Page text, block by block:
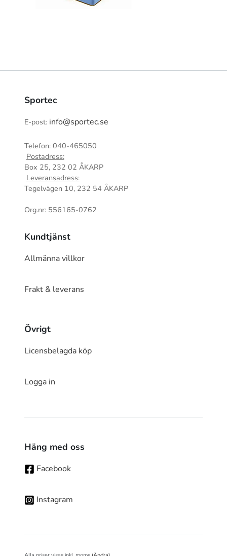
Sportec
E-post: info@sportec.se
Telefon: 040-465050
Postadress:
Box 25, 232 02 ÅKARP
Leveransadress:
Tegelvägen 10, 232 54 ÅKARP
Org.nr: 556165-0762
Kundtjänst
Allmänna villkor
Frakt & leverans
Övrigt
Licensbelagda köp
Logga in
Häng med oss
Facebook
Instagram